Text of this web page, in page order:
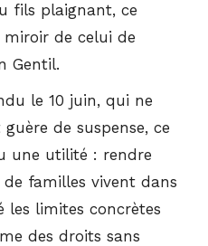
fils plaignant, ce
miroir de celui de
Gentil.
le 10 juin, qui ne
de suspense, ce
une utilité : rendre
familles vivent dans
les limites concrètes
des droits sans